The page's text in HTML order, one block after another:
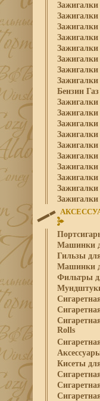
Зажигалки
Бензин
Зажигалки
Зажигалки
Машинки
Гильзы
Машинки
Фильтры
Rolls
Кисеты